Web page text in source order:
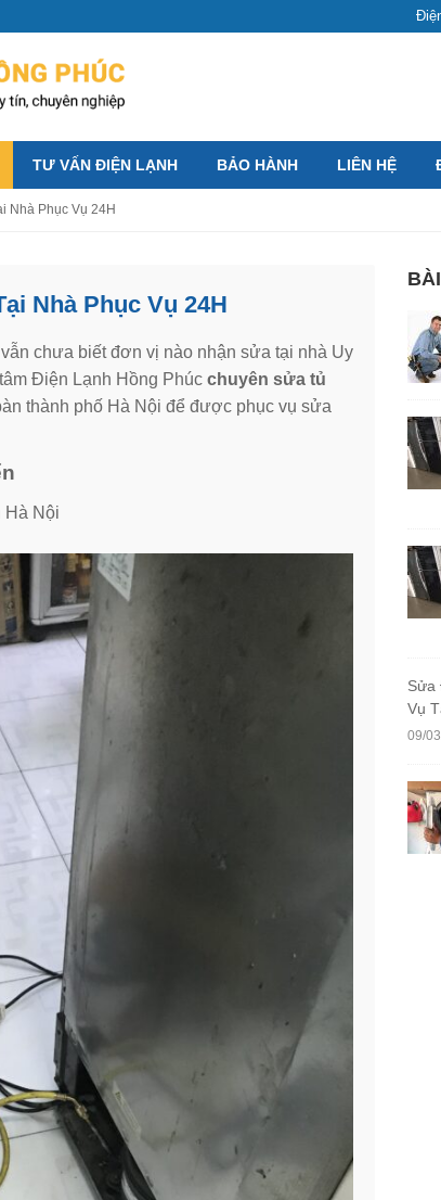
TƯ VẤN ĐIỆN LẠNH BẢO HÀNH LIÊN HỆ
Nhà Phục Vụ 24H
Nhà Phục Vụ 24H
chưa biết đơn vị nào nhận sửa tại nhà Uy
Điện Lạnh Hồng Phúc chuyên sửa tủ
thành phố Hà Nội để được phục vụ sửa
Hà Nội
Sửa
Vụ
09/